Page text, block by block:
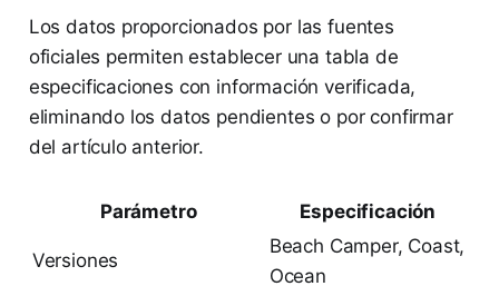
Los datos proporcionados por las fuentes
oficiales permiten establecer una tabla de
especificaciones con información verificada,
eliminando los datos pendientes o por confirmar
del artículo anterior.
Parámetro Especificación
Versiones
Beach Camper, Coast,
Ocean